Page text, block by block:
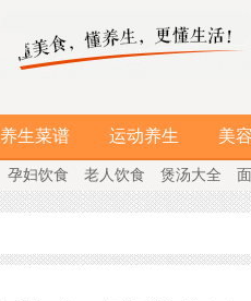
养生菜谱 运动养生 美
孕妇饮食 老人饮食 煲汤大全